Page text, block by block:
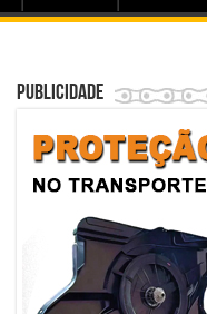
Publicidade